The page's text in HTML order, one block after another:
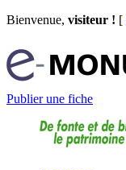
Bienvenue, visiteur ! [
Publier une fiche